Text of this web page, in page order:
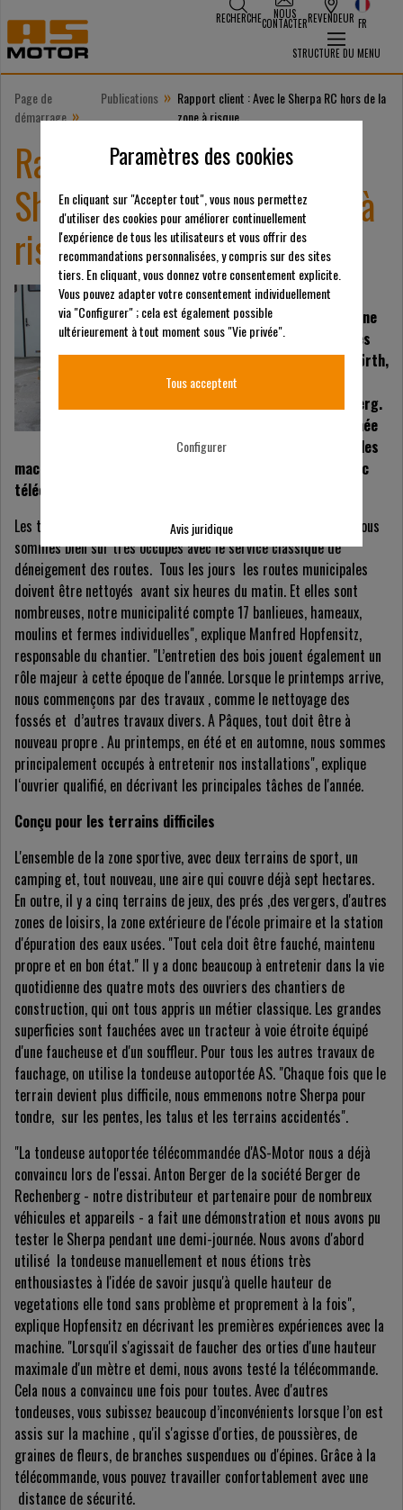
RECHERCHE NOUS
CONTACTERREVENDEUR FR
STRUCTURE DU MENU
Page de
démarrage »
Publications » Rapport client : Avec le Sherpa RC hors de la
zone à risque
Rapport client : Avec le
Sherpa RC hors de la zone à
risque
Des citoyens qui se
sentent à l'aise. C'est une
priorité absolue pour les
employés de Bauhof Wörth,
une petite commune de
l'est du Bade-Wurtemberg.
Depuis le milieu de l'année
dernière, dans le parc des
machines d’entretien il y a une tondeuse autoportée avec
télécommande, une AS 940 SHERPA 4WD RC
Les tâches des employés de Bauhof sont multiples. "En hiver, nous
sommes bien sûr très occupés avec le service classique de
déneigement des routes. Tous les jours les routes municipales
doivent être nettoyés avant six heures du matin. Et elles sont
nombreuses, notre municipalité compte 17 banlieues, hameaux,
moulins et fermes individuelles", explique Manfred Hopfensitz,
responsable du chantier. "L’entretien des bois jouent également un
rôle majeur à cette époque de l'année. Lorsque le printemps arrive,
nous commençons par des travaux , comme le nettoyage des
fossés et d’autres travaux divers. A Pâques, tout doit être à
nouveau propre . Au printemps, en été et en automne, nous sommes
principalement occupés à entretenir nos installations", explique
l‘ouvrier qualifié, en décrivant les principales tâches de l'année.
Conçu pour les terrains difficiles
L'ensemble de la zone sportive, avec deux terrains de sport, un
camping et, tout nouveau, une aire qui couvre déjà sept hectares.
En outre, il y a cinq terrains de jeux, des prés ,des vergers, d'autres
zones de loisirs, la zone extérieure de l'école primaire et la station
d'épuration des eaux usées. "Tout cela doit être fauché, maintenu
propre et en bon état." Il y a donc beaucoup à entretenir dans la vie
quotidienne des quatre mots des ouvriers des chantiers de
construction, qui ont tous appris un métier classique. Les grandes
superficies sont fauchées avec un tracteur à voie étroite équipé
d'une faucheuse et d'un souffleur. Pour tous les autres travaux de
fauchage, on utilise la tondeuse autoportée AS. "Chaque fois que le
terrain devient plus difficile, nous emmenons notre Sherpa pour
tondre, sur les pentes, les talus et les terrains accidentés".
"La tondeuse autoportée télécommandée d'AS-Motor nous a déjà
convaincu lors de l'essai. Anton Berger de la société Berger de
Rechenberg - notre distributeur et partenaire pour de nombreux
véhicules et appareils - a fait une démonstration et nous avons pu
tester le Sherpa pendant une demi-journée. Nous avons d'abord
utilisé la tondeuse manuellement et nous étions très
enthousiastes à l'idée de savoir jusqu'à quelle hauteur de
vegetations elle tond sans problème et proprement à la fois",
explique Hopfensitz en décrivant les premières expériences avec la
machine. "Lorsqu'il s'agissait de faucher des orties d'une hauteur
maximale d'un mètre et demi, nous avons testé la télécommande.
Cela nous a convaincu une fois pour toutes. Avec d'autres
tondeuses, vous subissez beaucoup d’inconvénients lorsque l’on est
assis sur la machine , qu'il s'agisse d'orties, de poussières, de
graines de fleurs, de branches suspendues ou d'épines. Grâce à la
télécommande, vous pouvez travailler confortablement avec une
distance de sécurité.
Paramètres des cookies
En cliquant sur "Accepter tout", vous nous permettez
d'utiliser des cookies pour améliorer continuellement
l'expérience de tous les utilisateurs et vous offrir des
recommandations personnalisées, y compris sur des sites
tiers. En cliquant, vous donnez votre consentement explicite.
Vous pouvez adapter votre consentement individuellement
via "Configurer" ; cela est également possible
ultérieurement à tout moment sous "Vie privée".
Tous acceptent
Configurer
Avis juridique